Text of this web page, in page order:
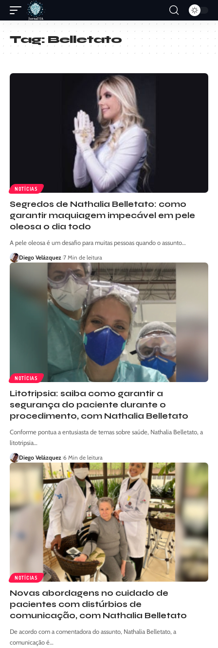
Tag:Belletato
NOTÍCIAS
Segredos de Nathalia Belletato: como
garantir maquiagem impecável em pele
oleosa o dia todo
A pele oleosa é um desafio para muitas pessoas quando o assunto…
Diego Velázquez 7 Min de leitura
NOTÍCIAS
Litotripsia: saiba como garantir a
segurança do paciente durante o
procedimento, com Nathalia Belletato
Conforme pontua a entusiasta de temas sobre saúde, Nathalia Belletato, a
litotripsia…
Diego Velázquez 6 Min de leitura
NOTÍCIAS
Novas abordagens no cuidado de
pacientes com distúrbios de
comunicação, com Nathalia Belletato
De acordo com a comentadora do assunto, Nathalia Belletato, a
comunicação é…